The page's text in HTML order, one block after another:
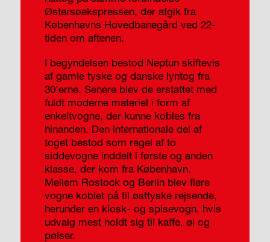
Østersøekspressen, der afgik fra
Københavns Hovedbanegård ved 22-
tiden om aftenen.
I begyndelsen bestod Neptun skiftevis
af gamle tyske og danske lyntog fra
30’erne. Senere blev de erstattet med
fuldt moderne materiel i form af
enkeltvogne, der kunne kobles fra
hinanden. Den internationale del af
toget bestod som regel af to
siddevogne inddelt i første og anden
klasse, der kom fra København.
Mellem Rostock og Berlin blev flere
vogne koblet på til østtyske rejsende,
herunder en kiosk- og spisevogn, hvis
udvalg mest holdt sig til kaffe, øl og
pølser.